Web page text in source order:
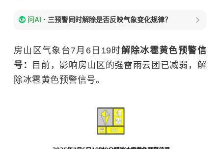
问AI · 三预警同时解除是否反映气象变化规律？
房山区气象台7月6日19时解除冰雹黄色预警信
号：
目前，影响房山区的强雷雨云团已减弱，解
除冰雹黄色预警信号。